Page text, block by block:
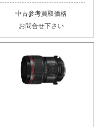
中古参考買取価格
お問合せ下さい